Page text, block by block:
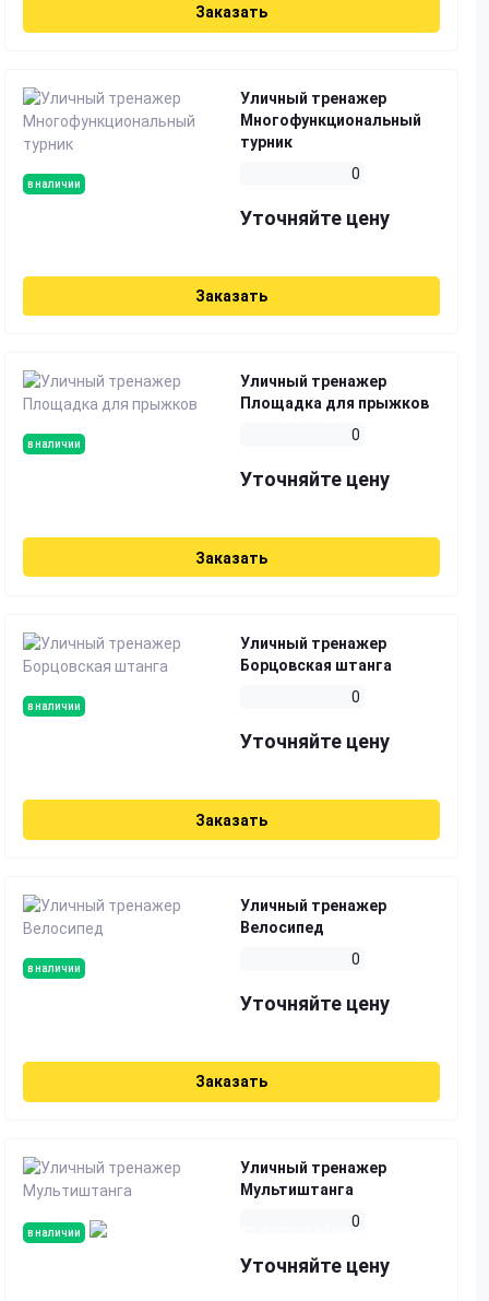
Заказать
в наличии
Уличный тренажер
Многофункциональный
турник
0
Уточняйте цену
Заказать
в наличии
Уличный тренажер
Площадка для прыжков
0
Уточняйте цену
Заказать
в наличии
Уличный тренажер
Борцовская штанга
0
Уточняйте цену
Заказать
в наличии
Уличный тренажер
Велосипед
0
Уточняйте цену
Заказать
в наличии
Уличный тренажер
Мультиштанга
0
Уточняйте цену